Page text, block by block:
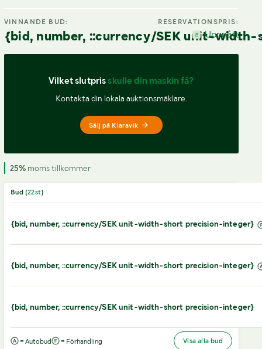
VINNANDE BUD:
{bid, number, ::currency/SEK unit-
RESERVATIONSPRIS:
Uppnått
Vilket slutpris skulle din maskin få?
Kontakta din lokala auktionsmäklare.
Sälj på Klaravik
25%moms tillkommer
Bud (22st)
{bid, number, ::currency/SEK unit-width-short precision-integer}
{bid, number, ::currency/SEK unit-width-short precision-integer}
{bid, number, ::currency/SEK unit-width-short precision-integer}
= Autobud = Förhandling Visa alla bud